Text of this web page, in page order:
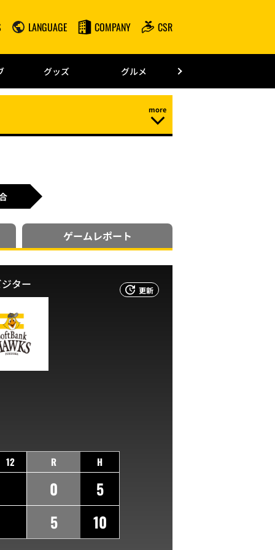
LANGUAGE COMPANY CSR
グッズ グルメ
ゲームレポート
更新
ター
12 R H
0
5
5
10